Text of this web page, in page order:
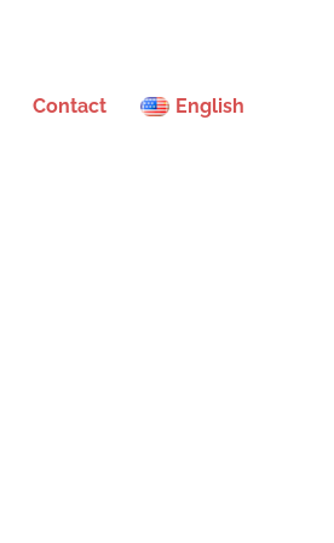
Contact English